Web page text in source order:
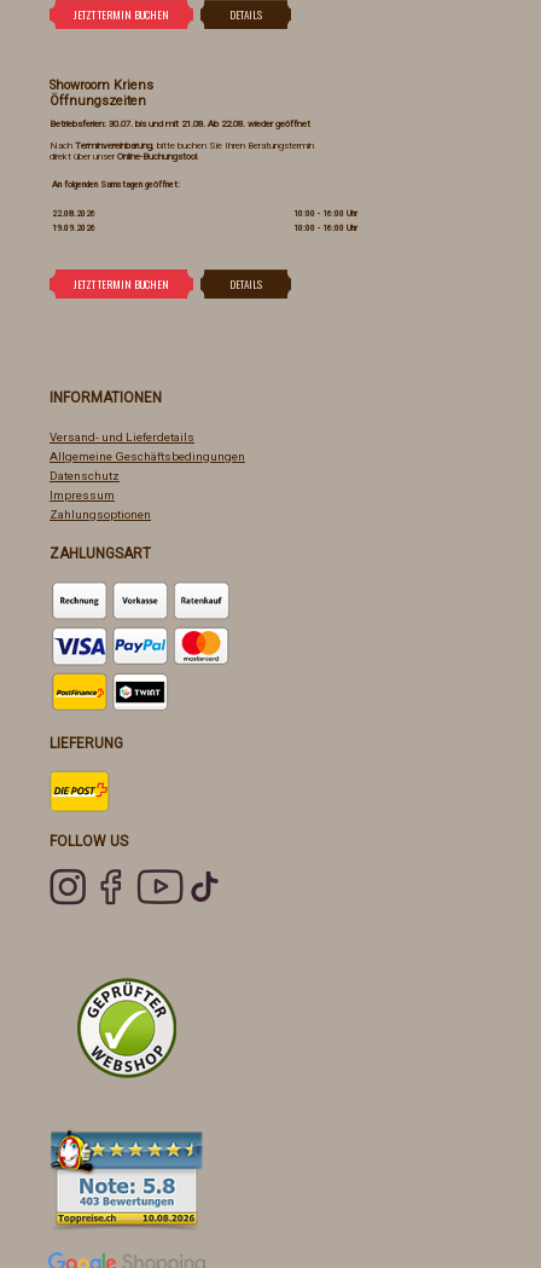
Showroom Kriens
Öffnungszeiten
Betriebsferien: 30.07. bis und mit 21.08. Ab 22.08. wieder geöffnet
Nach Terminvereinbarung, bitte buchen Sie Ihren Beratungstermin
direkt über unser Online-Buchungstool.
An folgenden Samstagen geöffnet:
22.08.2026
10:00 - 16:00 Uhr
19.09.2026
10:00 - 16:00 Uhr
INFORMATIONEN
Versand- und Lieferdetails
Allgemeine Geschäftsbedingungen
Datenschutz
Impressum
Zahlungsoptionen
ZAHLUNGSART
LIEFERUNG
FOLLOW US